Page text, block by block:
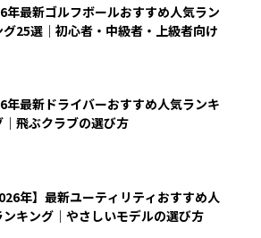
年最新ゴルフボールおすすめ人気ラン
グ25選｜初心者・中級者・上級者向け
年最新ドライバーおすすめ人気ランキ
｜飛ぶクラブの選び方
年】最新ユーティリティおすすめ人
ンキング｜やさしいモデルの選び方